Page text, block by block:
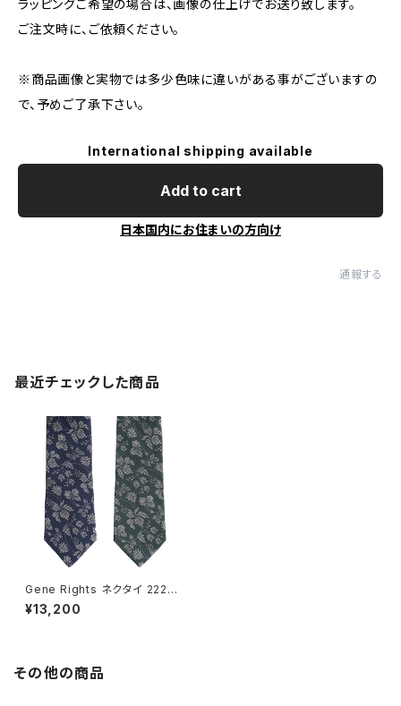
ラッピングご希望の場合は、画像の仕上げでお送り致します。
ご注文時に、ご依頼ください。
※商品画像と実物では多少色味に違いがある事がございますの
で、予めご了承下さい。
International shipping available
Add to cart
日本国内にお住まいの方向け
通報する
最近チェックした商品
Gene Rights ネクタイ 222N0
03 サラサシアサッカーパターン
¥13,200
その他の商品